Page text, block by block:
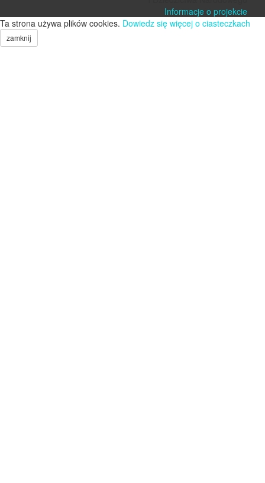
Informacje o projekcie
Ta strona używa plików cookies. Dowiedz się więcej o ciasteczkach
zamknij